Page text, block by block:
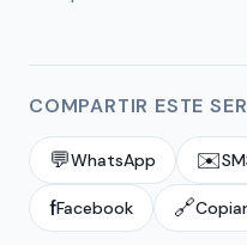
COMPARTIR ESTE
💬WhatsApp ✉️
fFacebook 🔗